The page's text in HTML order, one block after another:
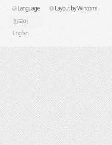
Language
한국어
English
Layout by Wincomi